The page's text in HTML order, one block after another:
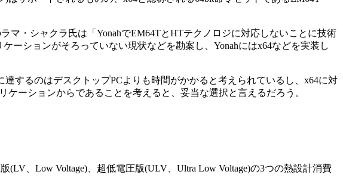
・シャクラ氏は「YonahでEM64TとHTテクノロジに対応しないことに技術
ーションがそろっていない現状などを勘案し、Yonahにはx64などを実装し
するのはデスクトップPCよりも時間がかかると考えられているし、x64に対
ーションからであることを考えると、妥当な選択と言えるだろう。
(LV、Low Voltage)、超低電圧版(ULV、Ultra Low Voltage)の3つの熱設計消費